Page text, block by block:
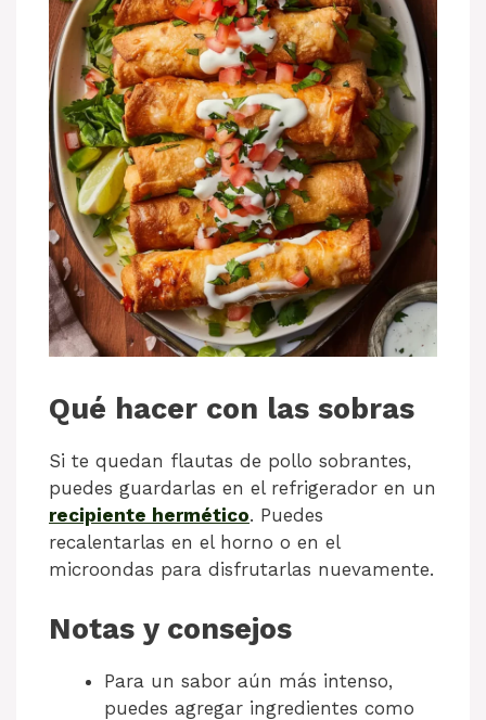
Qué hacer con las sobras
Si te quedan flautas de pollo sobrantes,
puedes guardarlas en el refrigerador en un
recipiente hermético. Puedes
recalentarlas en el horno o en el
microondas para disfrutarlas nuevamente.
Notas y consejos
Para un sabor aún más intenso,
puedes agregar ingredientes como